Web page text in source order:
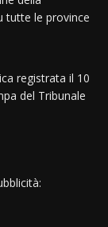
tutte le province
registrata il 10
del Tribunale